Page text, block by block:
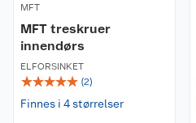
MFT
MFT treskruer
innendørs
ELFORSINKET
☆☆☆☆☆ (2)
Finnes i 4 størrelser
Personvern
Lavprisløfte
Hageinspirasjon
Oppussing med utemaling